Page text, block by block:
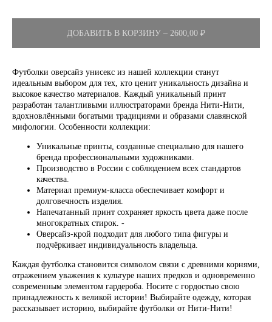
ДОБАВИТЬ В КОРЗИНУ – 2600,00 ₽
Футболки оверсайз унисекс из нашей коллекции станут
идеальным выбором для тех, кто ценит уникальность дизайна и
высокое качество материалов. Каждый уникальный принт
разработан талантливыми иллюстраторами бренда Нити-Нити,
вдохновлёнными богатыми традициями и образами славянской
мифологии. Особенности коллекции:
Уникальные принты, созданные специально для нашего
бренда профессиональными художниками.
Производство в России с соблюдением всех стандартов
качества.
Материал премиум-класса обеспечивает комфорт и
долговечность изделия.
Напечатанный принт сохраняет яркость цвета даже после
многократных стирок. -
Оверсайз-крой подходит для любого типа фигуры и
подчёркивает индивидуальность владельца.
Каждая футболка становится символом связи с древними корнями,
отражением уважения к культуре наших предков и одновременно
современным элементом гардероба. Носите с гордостью свою
принадлежность к великой истории! Выбирайте одежду, которая
рассказывает историю, выбирайте футболки от Нити-Нити!